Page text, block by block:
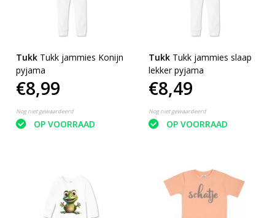
Tukk Tukk jammies Konijn
pyjama
€8,99
Nog niet gewaardeerd
OP VOORRAAD
Tukk Tukk jammies slaap
lekker pyjama
€8,49
Nog niet gewaardeerd
OP VOORRAAD